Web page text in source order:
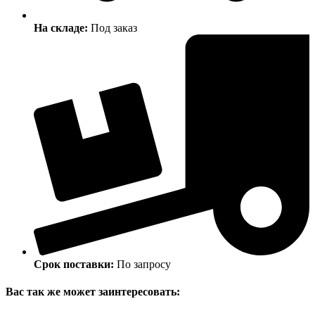
На складе: Под заказ
Срок поставки: По запросу
Вас так же может заинтересовать: